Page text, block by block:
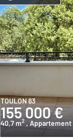
TOULON 83
155 000 €
40,7 m2 , Appartement